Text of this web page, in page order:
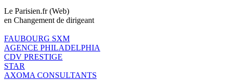
Le Parisien.fr (Web)
en Changement de dirigeant
FAUBOURG SXM
AGENCE PHILADELPHIA
CDV PRESTIGE
STAR
AXOMA CONSULTANTS